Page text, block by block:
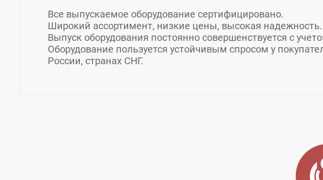
Все выпускаемое оборудование сертифицировано.
Широкий ассортимент, низкие цены, высокая надежность.
Выпуск оборудования постоянно совершенствуется с
Оборудование пользуется устойчивым спросом у
России, странах СНГ.
Россия, 606108, Нижегородская область, г. Павлово, ул.